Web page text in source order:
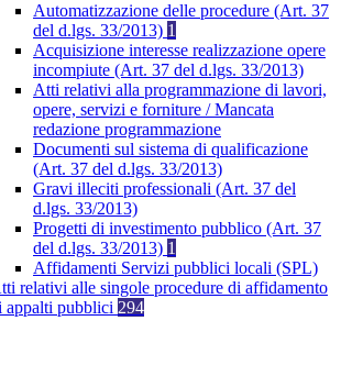
Automatizzazione delle procedure (Art. 37
del d.lgs. 33/2013) 1
Acquisizione interesse realizzazione opere
incompiute (Art. 37 del d.lgs. 33/2013)
Atti relativi alla programmazione di lavori,
opere, servizi e forniture / Mancata
redazione programmazione
Documenti sul sistema di qualificazione
(Art. 37 del d.lgs. 33/2013)
Gravi illeciti professionali (Art. 37 del
d.lgs. 33/2013)
Progetti di investimento pubblico (Art. 37
del d.lgs. 33/2013) 1
Affidamenti Servizi pubblici locali (SPL)
relativi alle singole procedure di affidamento
appalti pubblici 294